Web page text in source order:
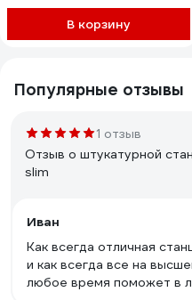
В корзину
Популярные отзывы
1 отзыв
Отзыв о штукатурной
slim
Иван
Как всегда отличная
и как всегда все на
любое время поможет в